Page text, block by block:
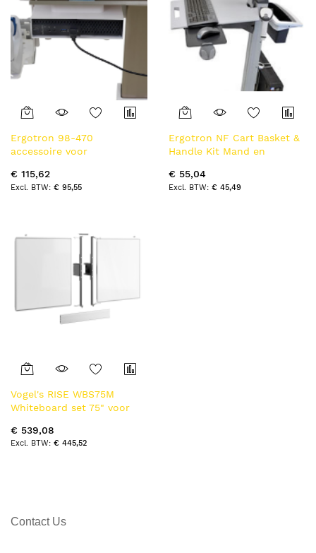
Ergotron 98-470
accessoire voor
Houder
€ 115,62
€ 95,55
Ergotron NF Cart Basket &
Handle Kit Mand en
€ 55,04
€ 45,49
Vogel's RISE WBS75M
Whiteboard set 75" voor
€ 539,08
€ 445,52
Contact Us